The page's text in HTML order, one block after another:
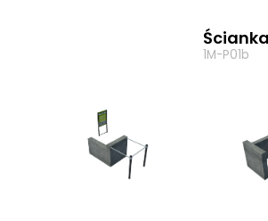
1M-P01b